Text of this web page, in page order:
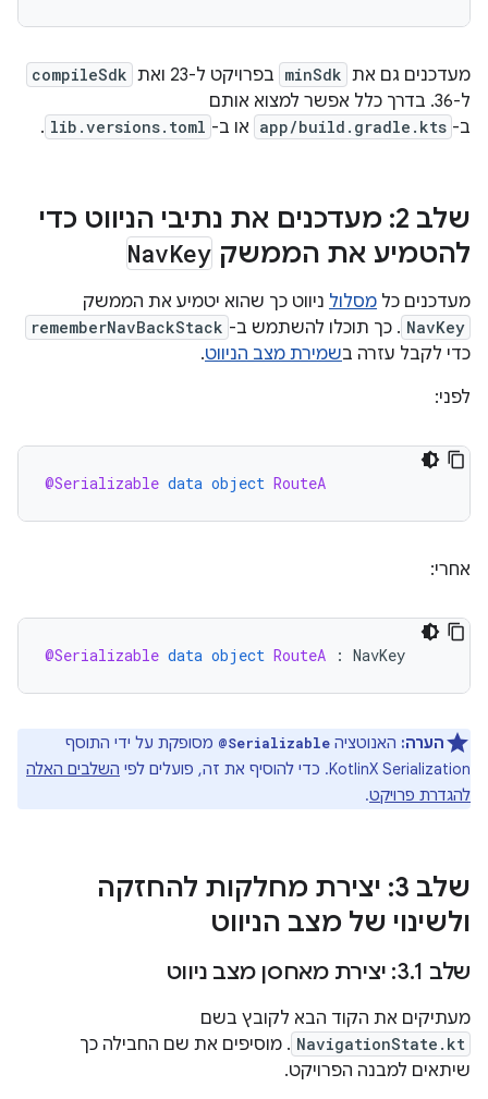
מעדכנים גם את minSdk בפרויקט ל-23 ואת compileSdk
ל-36. בדרך כלל אפשר למצוא אותם
ב- app/build.gradle.kts או ב- lib.versions.toml
.
שלב 2: מעדכנים את נתיבי הניווט כדי
להטמיע את הממשק
NavKey
מעדכנים כל מסלול ניווט כך שהוא יטמיע את הממשק
NavKey . כך תוכלו להשתמש ב- rememberNavBackStack
כדי לקבל עזרה בשמירת מצב הניווט.
לפני:
@Serializable data object RouteA
אחרי:
@Serializable data object RouteA : NavKey
הערה: האנוטציה @Serializable מסופקת על ידי התוסף
KotlinX Serialization. כדי להוסיף את זה, פועלים לפי
השלבים האלה
להגדרת פרויקט.
שלב 3: יצירת מחלקות להחזקה
ולשינוי של מצב הניווט
שלב 3 .1: יצירת מאחסן מצב ניווט
מעתיקים את הקוד הבא לקובץ בשם
NavigationState.kt . מוסיפים את שם החבילה כך
שיתאים למבנה הפרויקט.